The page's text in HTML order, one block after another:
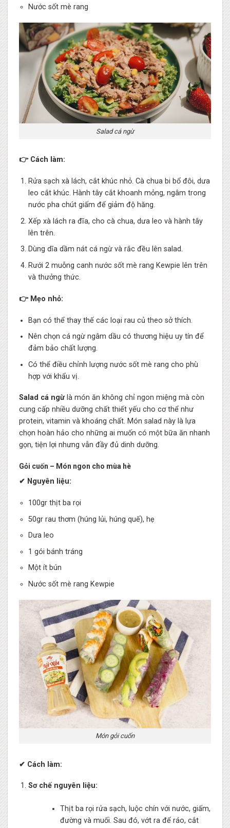
Nước sốt mè rang
Salad cá ngừ
👉 Cách làm:
Rửa sạch xà lách, cắt khúc nhỏ. Cà chua bi bổ đôi, dưa
leo cắt khúc. Hành tây cắt khoanh mỏng, ngâm trong
nước pha chút giấm để giảm độ hăng.
Xếp xà lách ra đĩa, cho cà chua, dưa leo và hành tây
lên trên.
Dùng dĩa dầm nát cá ngừ và rắc đều lên salad.
Rưới 2 muỗng canh nước sốt mè rang Kewpie lên trên
và thưởng thức.
👉 Mẹo nhỏ:
Bạn có thể thay thế các loại rau củ theo sở thích.
Nên chọn cá ngừ ngâm dầu có thương hiệu uy tín để
đảm bảo chất lượng.
Có thể điều chỉnh lượng nước sốt mè rang cho phù
hợp với khẩu vị.
Salad cá ngừlà món ăn không chỉ ngon miệng mà còn
cung cấp nhiều dưỡng chất thiết yếu cho cơ thể như
protein, vitamin và khoáng chất. Món salad này là lựa
chọn hoàn hảo cho những ai muốn có một bữa ăn nhanh
gọn, tiện lợi nhưng vẫn đầy đủ dinh dưỡng.
Gỏi cuốn – Món ngon cho mùa hè
✔ Nguyên liệu:
100gr thịt ba rọi
50gr rau thơm (húng lủi, húng quế), hẹ
Dưa leo
1 gói bánh tráng
Một ít bún
Nước sốt mè rang Kewpie
Món gỏi cuốn
✔ Cách làm:
Sơ chế nguyên liệu:
Thịt ba rọi rửa sạch, luộc chín với nước, giấm,
đường và muối. Sau đó, vớt ra để ráo, cắt